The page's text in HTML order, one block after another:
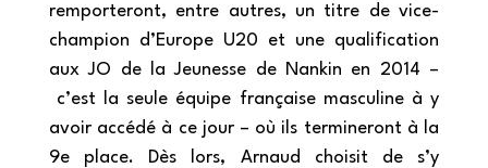
remporteront, entre autres, un titre de vice-
champion d’Europe U20 et une qualification
aux JO de la Jeunesse de Nankin en 2014 –
c’est la seule équipe française masculine à y
avoir accédé à ce jour – où ils termineront à la
9e place. Dès lors, Arnaud choisit de s’y